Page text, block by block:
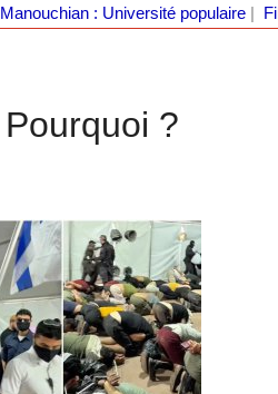
: Université populaire|
?